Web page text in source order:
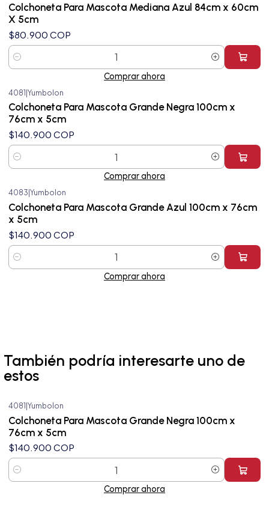
Colchoneta Para Mascota Mediana Azul 84cm x 60cm
X 5cm
$80.900 COP
Cantidad
Comprar ahora
4081|Yumbolon
Colchoneta Para Mascota Grande Negra 100cm x
76cm x 5cm
$140.900 COP
Cantidad
Comprar ahora
4083 Yumbolon
Colchoneta Para Mascota Grande Azul 100cm x 76cm
x 5cm
$140.900 COP
Cantidad
Comprar ahora
También podría interesarte uno de
estos
4081 Yumbolon
Colchoneta Para Mascota Grande Negra 100cm x
76cm x 5cm
$140.900 COP
Cantidad
Comprar ahora